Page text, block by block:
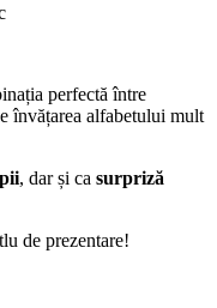
perfectă între
învățarea alfabetului mult
, dar și ca surpriză
de prezentare!